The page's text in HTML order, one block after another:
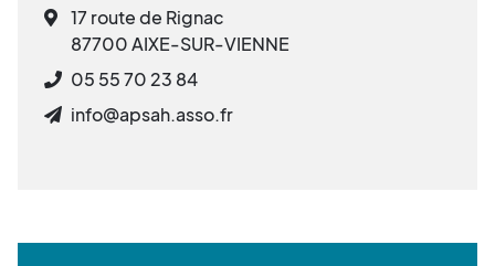
17 route de Rignac
87700 AIXE-SUR-VIENNE
05 55 70 23 84
info@apsah.asso.fr